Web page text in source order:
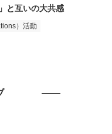
と互いの大共感
）活動